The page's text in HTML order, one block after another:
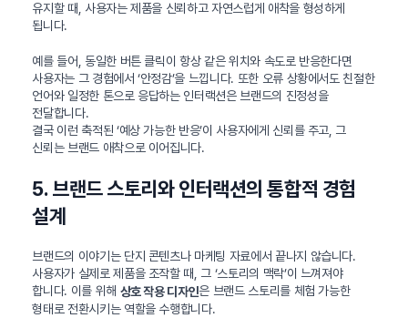
유지할 때, 사용자는 제품을 신뢰하고 자연스럽게 애착을 형성하게
됩니다.
예를 들어, 동일한 버튼 클릭이 항상 같은 위치와 속도로 반응한다면
사용자는 그 경험에서 ‘안정감’을 느낍니다. 또한 오류 상황에서도 친절한
언어와 일정한 톤으로 응답하는 인터랙션은 브랜드의 진정성을
전달합니다.
결국 이런 축적된 ‘예상 가능한 반응’이 사용자에게 신뢰를 주고, 그
신뢰는 브랜드 애착으로 이어집니다.
5. 브랜드 스토리와 인터랙션의 통합적 경험
설계
브랜드의 이야기는 단지 콘텐츠나 마케팅 자료에서 끝나지 않습니다.
사용자가 실제로 제품을 조작할 때, 그 ‘스토리의 맥락’이 느껴져야
합니다. 이를 위해 상호 작용 디자인은 브랜드 스토리를 체험 가능한
형태로 전환시키는 역할을 수행합니다.